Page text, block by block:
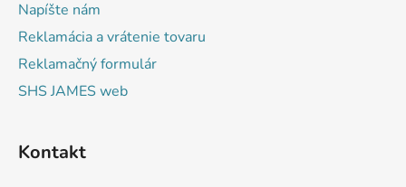
Napíšte nám
Reklamácia a vrátenie tovaru
Reklamačný formulár
SHS JAMES web
Kontakt